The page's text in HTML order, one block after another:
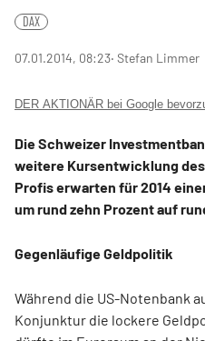
DAX
07.01.2014, 08:23‧ Stefan Limmer
DER AKTIONÄR bei Google
Die Schweizer
weitere Kursentwicklung
Profis erwarten für 2014
um rund zehn Prozent auf
Gegenläufige Geldpolitik
Während die US-Notenbank
Konjunktur die lockere